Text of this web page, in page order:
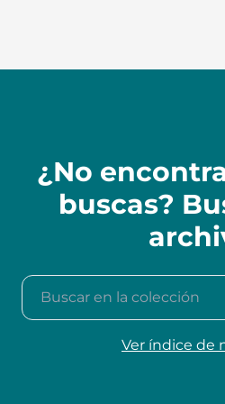
¿No
buscas?
Buscar en la colección
Ver índice de